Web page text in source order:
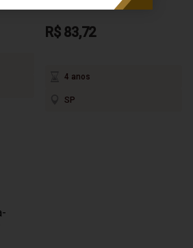
R$ 83,72
4 anos
SP